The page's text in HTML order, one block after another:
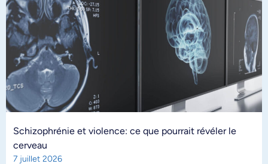
Schizophrénie et violence: ce que pourrait révéler le
cerveau
7 juillet 2026